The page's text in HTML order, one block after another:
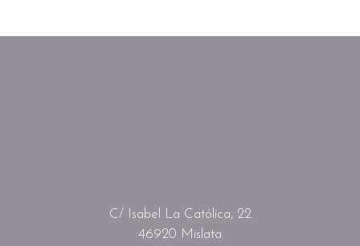
C/ Isabel La Católica, 22
46920 Mislata